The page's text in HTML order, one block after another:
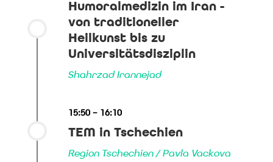
Humoralmedizin im Iran -
von traditioneller
Heilkunst bis zu
Universitätsdisziplin
Shahrzad Irannejad
15:50 – 16:10
TEM in Tschechien
Region Tschechien / Pavla Vackova